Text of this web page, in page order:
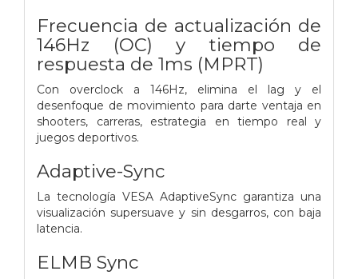
Frecuencia de actualización de
146Hz (OC) y tiempo de
respuesta de 1ms (MPRT)
Con overclock a 146Hz, elimina el lag y el
desenfoque de movimiento para darte ventaja en
shooters, carreras, estrategia en tiempo real y
juegos deportivos.
Adaptive-Sync
La tecnología VESA AdaptiveSync garantiza una
visualización supersuave y sin desgarros, con baja
latencia.
ELMB Sync